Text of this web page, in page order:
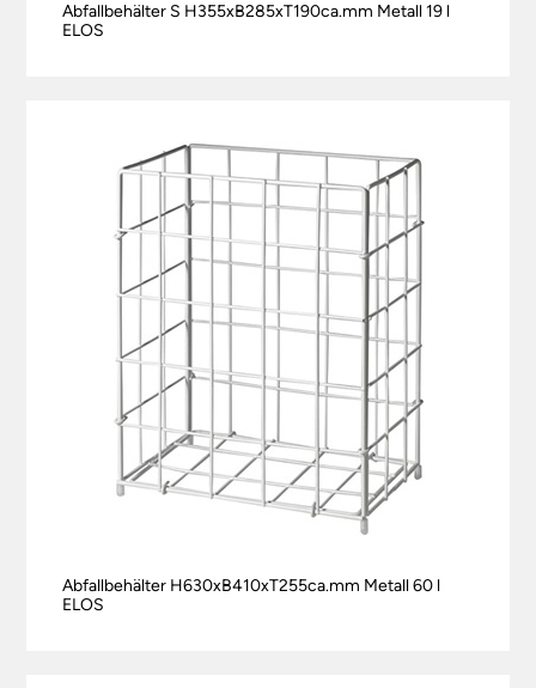
Abfallbehälter S H355xB285xT190ca.mm Metall 19 l
ELOS
Abfallbehälter H630xB410xT255ca.mm Metall 60 l
ELOS